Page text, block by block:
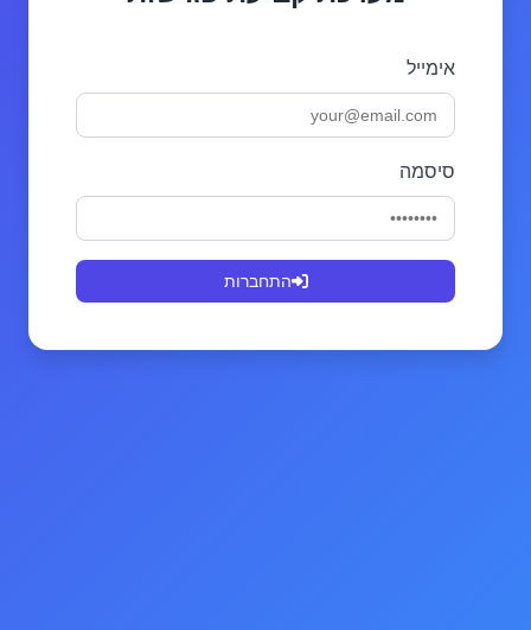
אימייל
סיסמה
התחברות